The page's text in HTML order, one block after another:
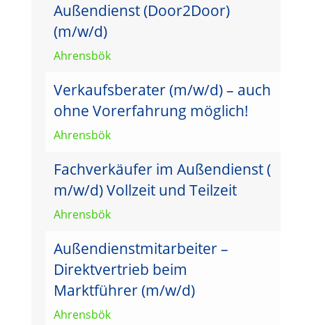
Außendienst (Door2Door)
(m/w/d)
Ahrensbök
Verkaufsberater (m/w/d) – auch
ohne Vorerfahrung möglich!
Ahrensbök
Fachverkäufer im Außendienst (
m/w/d) Vollzeit und Teilzeit
Ahrensbök
Außendienstmitarbeiter –
Direktvertrieb beim
Marktführer (m/w/d)
Ahrensbök